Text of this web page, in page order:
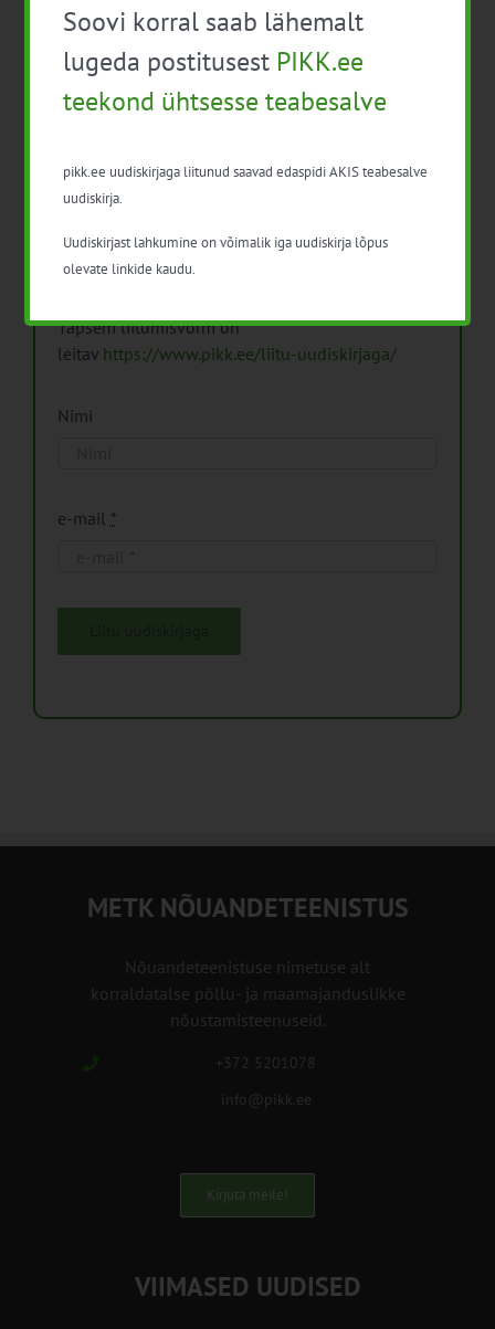
Pikk.ee uudiskirjaga liitumine.
Isikuandmeid töötleme vastavalt
Isikuandmete
Täpsem liitumisvorm on
leitav https://www.pikk.ee/liitu-uudiskirjaga/
Nimi
e-mail *
METK NÕUANDETEENISTUS
Nõuandeteenistuse nimetuse alt
korraldatalse põllu- ja maamajanduslikke
nõustamisteenuseid.
+372 5201078
info@pikk.ee
Kirjuta meile!
VIIMASED UUDISED
Soovi korral saab lähemalt
lugeda postitusest PIKK.ee
teekond ühtsesse teabesalve
pikk.ee uudiskirjaga liitunud saavad edaspidi AKIS teabesalve
uudiskirja.
Uudiskirjast lahkumine on võimalik iga uudiskirja lõpus
olevate linkide kaudu.